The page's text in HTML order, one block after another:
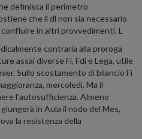
definisca il perimetro
che il dl non sia necessario
in altri provvedimenti. L
contraria alla proroga
assai diverse Fi, Fdi e Lega, utile
Sullo scostamento di bilancio Fi
mercoledì. Ma il
l'autosufficienza. Almeno
in Aula il nodo del Mes,
la resistenza della